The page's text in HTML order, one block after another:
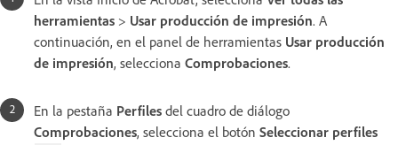
herramientas > Usar producción de impresión. A
continuación, en el panel de herramientas Usar producción
de impresión, selecciona Comprobaciones.
En la pestaña Perfiles del cuadro de diálogo
Comprobaciones, selecciona el botón Seleccionar perfiles